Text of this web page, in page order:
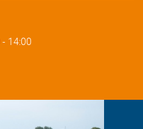
- 14:00